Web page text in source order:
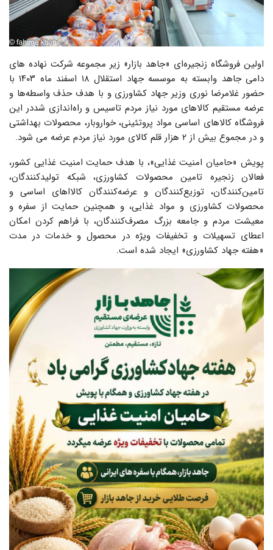
اولین فروشگاه زنجیره‌ای «جاهد بازار» زیر مجموعه شرکت نهاده های
دامی جاهد وابسته به موسسه جهاد استقلال ۱۸ اسفند ماه ۱۴۰۳ با
حضور غلامرضا نوری وزیر جهاد کشاورزی و با هدف حذف واسطه‌ها و
عرضه مستقیم کالاهای مورد نیاز مردم تاسیس و راه‌اندازی شددر این
فروشگاه‌ کالاهای اساسی مواد پروتئینی، خواروبار، محصولات بهداشتی
و در مجموع بیش از ۲ هزار قلم کالای مورد نیاز مردم عرضه می شود.
پویش «حامیان امنیت غذایی»، با هدف حمایت امنیت غذایی کشور،
فعالان زنجیره تامین محصولات کشاورزی، شبکه تولیدکنندگان،
تامین‌کنندگان، توزیع‌کنندگان و عرضه‌کنندگان کالااهای اساسی و
محصولات کشاورزی و مواد غذایی، و همچنین حمایت از سفره و
معیشت مردم و جامعه بزرگ مصرف‌کنندگان، با فراهم کردن امکان
اعطای تسهیلات و تخفیفات ویژه در محصول و خدمات در مدت
«هفته جهاد کشاورزی» ایجاد شده است.